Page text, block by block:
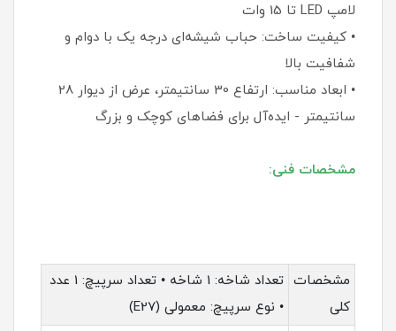
لامپ LED تا 15 وات
• کیفیت ساخت: حباب شیشه‌ای درجه یک با دوام و
شفافیت بالا
• ابعاد مناسب: ارتفاع 30 سانتیمتر، عرض از دیوار 28
سانتیمتر - ایده‌آل برای فضاهای کوچک و بزرگ
مشخصات فنی:
مشخصات
کلی
تعداد شاخه: 1 شاخه • تعداد سرپیچ: 1 عدد
• نوع سرپیچ: معمولی (E27)